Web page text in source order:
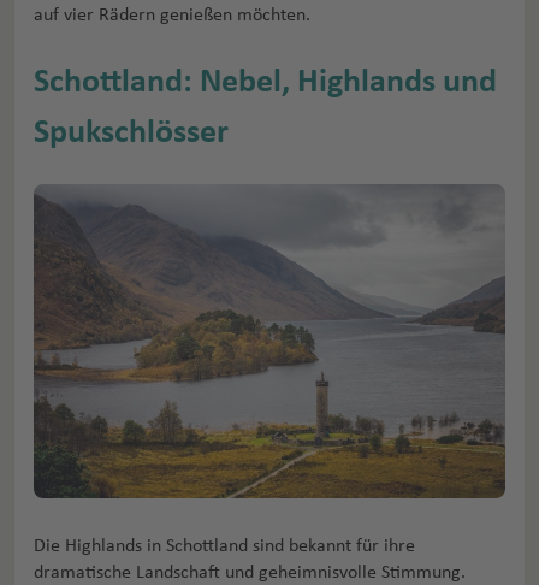
auf vier Rädern genießen möchten.
Schottland: Nebel, Highlands und
Spukschlösser
Die Highlands in Schottland sind bekannt für ihre
dramatische Landschaft und geheimnisvolle Stimmung.